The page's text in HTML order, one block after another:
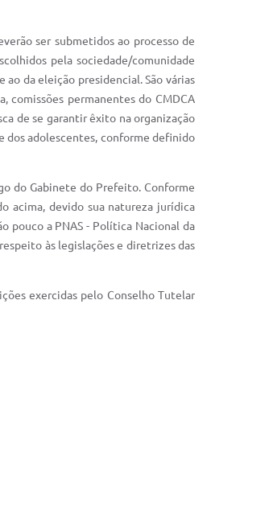
ser submetidos ao processo de
pela sociedade/comunidade
da eleição presidencial. São várias
comissões permanentes do CMDCA
de se garantir êxito na organização
dos adolescentes, conforme definido
do Gabinete do Prefeito. Conforme
acima, devido sua natureza jurídica
pouco a PNAS - Política Nacional da
às legislações e diretrizes das
exercidas pelo Conselho Tutelar